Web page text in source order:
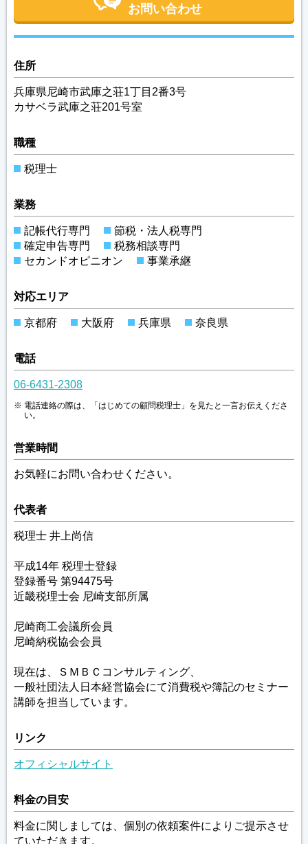
お問い合わせ
住所
兵庫県尼崎市武庫之荘1丁目2番3号
カサベラ武庫之荘201号室
職種
税理士
業務
記帳代行専門
節税・法人税専門
確定申告専門
税務相談専門
セカンドオピニオン
事業承継
対応エリア
京都府 大阪府 兵庫県 奈良県
電話
06-6431-2308
電話連絡の際は、「はじめての顧問税理士」を見たと一言お伝えくださ
い。
営業時間
お気軽にお問い合わせください。
代表者
税理士 井上尚信
平成14年 税理士登録
登録番号 第94475号
近畿税理士会 尼崎支部所属
尼崎商工会議所会員
尼崎納税協会会員
現在は、ＳＭＢＣコンサルティング、
一般社団法人日本経営協会にて消費税や簿記のセミナー
講師を担当しています。
リンク
オフィシャルサイト
料金の目安
料金に関しましては、個別の依頼案件によりご提示させ
ていただきます。